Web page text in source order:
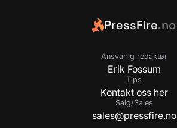
PressFire.no
Ansvarlig redaktør
Erik Fossum
Tips
Kontakt oss her
Salg/Sales
sales@pressfire.no